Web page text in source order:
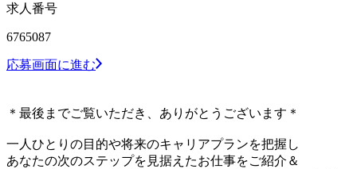
求人番号
6765087
応募画面に進む
＊最後までご覧いただき、ありがとうございます＊
一人ひとりの目的や将来のキャリアプランを把握し
あなたの次のステップを見据えたお仕事をご紹介＆